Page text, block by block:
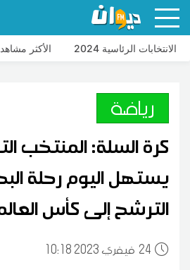
الانتخابات الرئاسية 2024 الأكثر
رياضة
كرة السلة: المنتخب
يستهل اليوم رحلة
الترشح إلى كأس
24 10:18 2023 فيفري